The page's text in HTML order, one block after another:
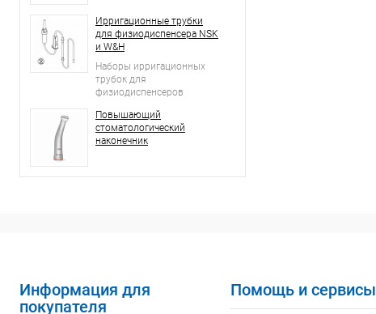
Ирригационные трубки
для физиодиспенсера NSK
и W&H
Наборы ирригационных
трубок для
физиодиспенсеров
Повышающий
стоматологический
наконечник
Информация для
покупателя
Помощь и сервисы